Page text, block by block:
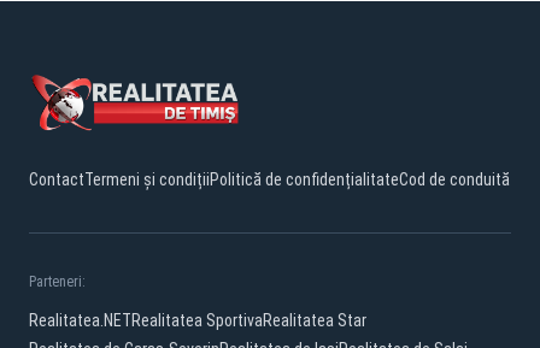
ContactTermeni și condițiiPolitică de confidențialitateCod de conduită
Parteneri:
Realitatea.NETRealitatea SportivaRealitatea Star